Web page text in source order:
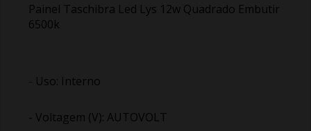
Painel Taschibra Led Lys 12w Quadrado Embutir
6500k
- Uso: Interno
- Voltagem (V): AUTOVOLT